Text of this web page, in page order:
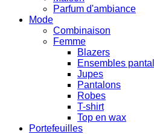
Parfum d'ambiance
Mode
Combinaison
Femme
Blazers
Ensembles
Jupes
Pantalons
Robes
T-shirt
Top en wax
Portefeuilles